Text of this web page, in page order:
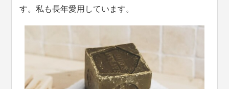
す。私も長年愛用しています。